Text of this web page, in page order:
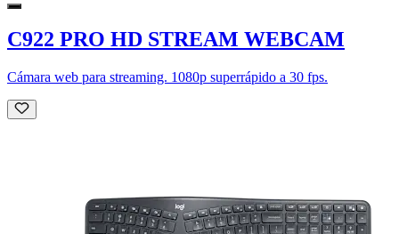
C922 PRO HD STREAM WEBCAM
Cámara web para streaming. 1080p superrápido a 30 fps.